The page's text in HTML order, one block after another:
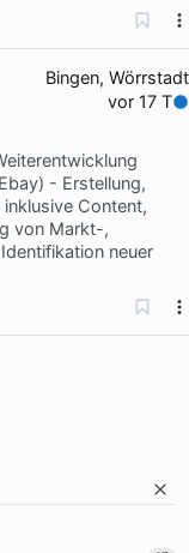
Bingen, Wörrstadt
vor 17 T
- Erstellung,
Content,
von Markt-,
neuer